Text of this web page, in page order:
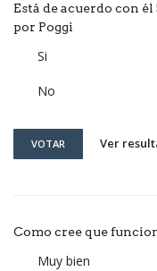
Está de acuerdo con
por Poggi
Si
No
VOTAR Ver
Como cree que
Muy bien